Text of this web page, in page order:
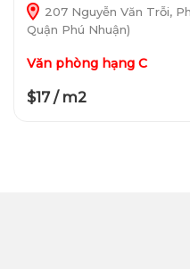
207 Nguyễn Văn Trỗi,
Quận Phú Nhuận)
Văn phòng hạng C
$17 / m2